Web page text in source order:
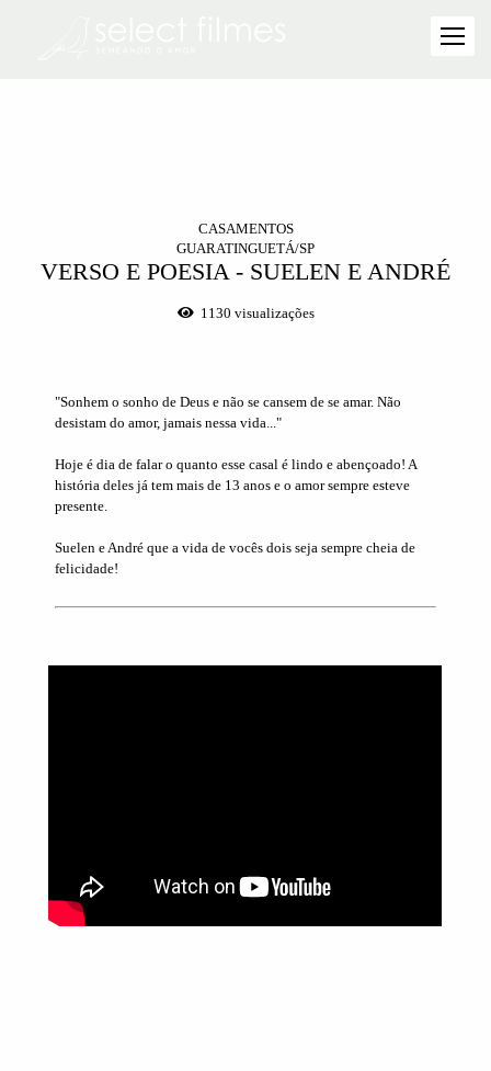
CASAMENTOS
GUARATINGUETÁ/SP
VERSO E POESIA - SUELEN E ANDRÉ
1130 visualizações
"Sonhem o sonho de Deus e não se cansem de se amar. Não
desistam do amor, jamais nessa vida..."
Hoje é dia de falar o quanto esse casal é lindo e abençoado! A
história deles já tem mais de 13 anos e o amor sempre esteve
presente.
Suelen e André que a vida de vocês dois seja sempre cheia de
felicidade!